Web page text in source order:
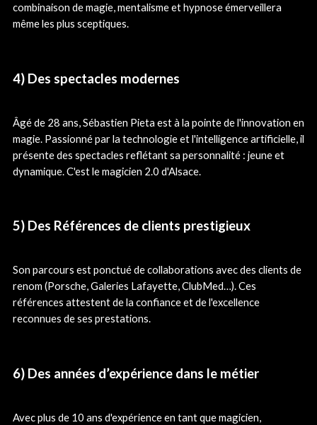
combinaison de magie, mentalisme et hypnose émerveillera
même les plus sceptiques.
4) Des spectacles modernes
Âgé de 28 ans, Sébastien Pieta est à la pointe de l'innovation en
magie. Passionné par la technologie et l'intelligence artificielle, il
présente des spectacles reflétant sa personnalité : jeune et
dynamique. C'est le magicien 2.0 d'Alsace.
5) Des Références de clients prestigieux
Son parcours est ponctué de collaborations avec des clients de
renom (Porsche, Galeries Lafayette, ClubMed…). Ces
références attestent de la confiance et de l'excellence
reconnues de ses prestations.
6) Des années d’expérience dans le métier
Avec plus de 10 ans d'expérience en tant que magicien,